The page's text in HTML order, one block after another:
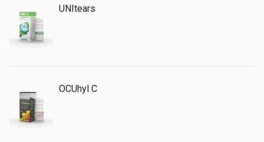
UNItears
OCUhyl C